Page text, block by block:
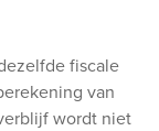
fiscale
van
wordt niet